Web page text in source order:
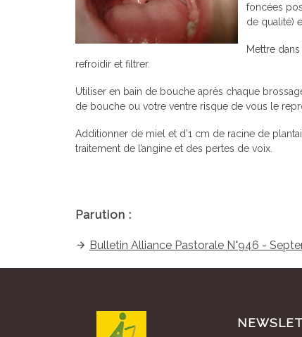
foncées
de qualité)
Mettre
refroidir et filtrer.
Utiliser en bain de bouche après chaque
de bouche ou votre ventre risque de vous le
Additionner de miel et d’1 cm de racine de
traitement de l’angine et des pertes de voix.
Parution :
Bulletin Alliance Pastorale N°946 -